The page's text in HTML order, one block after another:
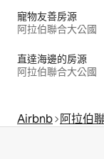
寵物友善房源
阿拉伯聯合大公國
直達海邊的房源
阿拉伯聯合大公國
Airbnb 阿拉伯